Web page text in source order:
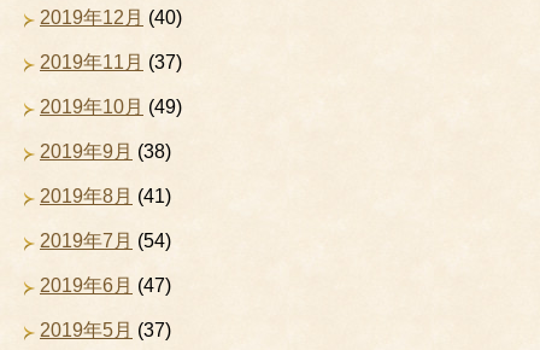
2019年12月 (40)
2019年11月 (37)
2019年10月 (49)
2019年9月 (38)
2019年8月 (41)
2019年7月 (54)
2019年6月 (47)
2019年5月 (37)